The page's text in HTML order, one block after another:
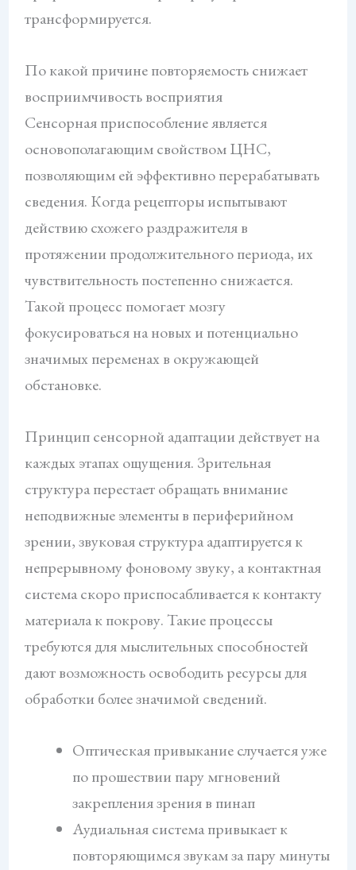
трансформируется.
По какой причине повторяемость снижает
восприимчивость восприятия
Сенсорная приспособление является
основополагающим свойством ЦНС,
позволяющим ей эффективно перерабатывать
сведения. Когда рецепторы испытывают
действию схожего раздражителя в
протяжении продолжительного периода, их
чувствительность постепенно снижается.
Такой процесс помогает мозгу
фокусироваться на новых и потенциально
значимых переменах в окружающей
обстановке.
Принцип сенсорной адаптации действует на
каждых этапах ощущения. Зрительная
структура перестает обращать внимание
неподвижные элементы в периферийном
зрении, звуковая структура адаптируется к
непрерывному фоновому звуку, а контактная
система скоро приспосабливается к контакту
материала к покрову. Такие процессы
требуются для мыслительных способностей
дают возможность освободить ресурсы для
обработки более значимой сведений.
Оптическая привыкание случается уже
по прошествии пару мгновений
закрепления зрения в пинап
Аудиальная система привыкает к
повторяющимся звукам за пару минуты